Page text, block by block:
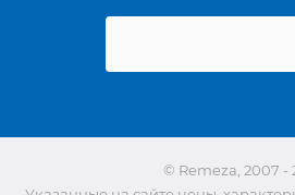
© Remeza, 2007 -